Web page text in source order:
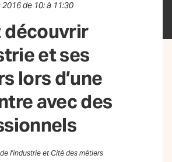
de 10: à 11:30
découvrir
et ses
lors d’une
avec des
l'industrie et Cité des métiers